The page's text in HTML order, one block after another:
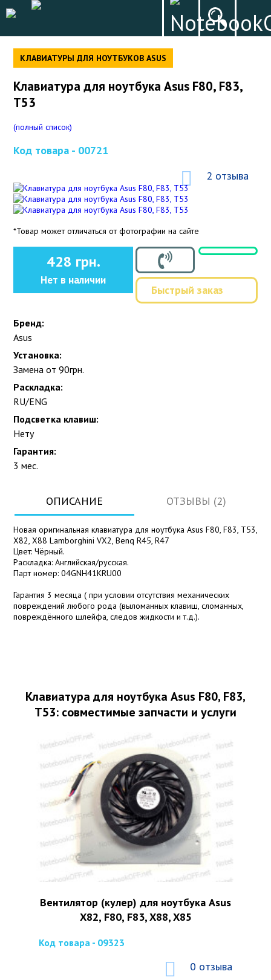
КЛАВИАТУРЫ ДЛЯ НОУТБУКОВ ASUS
Клавиатура для ноутбука Asus F80, F83,
T53
(полный список)
Код товара - 00721
2 отзыва
*Товар может отличаться от фотографии на сайте
428 грн.
Нет в наличии
Быстрый заказ
Бренд:
Asus
Установка:
Замена от 90грн.
Раскладка:
RU/ENG
Подсветка клавиш:
Нету
Гарантия:
3 мес.
ОПИСАНИЕ ОТЗЫВЫ (2)
Новая оригинальная клавиатура для ноутбука Asus F80, F83, T53,
X82, X88 Lamborghini VX2, Benq R45, R47
Цвет: Чёрный.
Раскладка: Английская/русская.
Парт номер: 04GNH41KRU00
Гарантия 3 месяца ( при условии отсутствия механических
повреждений любого рода (выломанных клавиш, сломанных,
повреждённого шлейфа, следов жидкости и т.д.).
Клавиатура для ноутбука Asus F80, F83,
T53: совместимые запчасти и услуги
Вентилятор (кулер) для ноутбука Asus
X82, F80, F83, X88, X85
Код товара - 09323
0 отзыва